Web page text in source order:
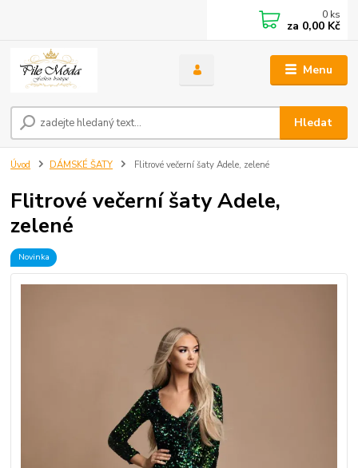
Menu
Hledat
0 ks
za 0,00 Kč
Úvod DÁMSKÉ ŠATY Flitrové večerní šaty Adele, zelené
Flitrové večerní šaty Adele,
zelené
Novinka